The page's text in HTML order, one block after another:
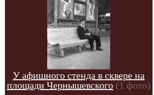
У афишного стенда в сквере на
площади Чернышевского (1 фото)